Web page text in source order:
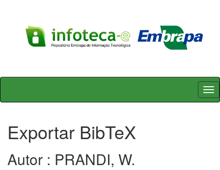
Skip
Exportar BibTeX
Autor : PRANDI, W.